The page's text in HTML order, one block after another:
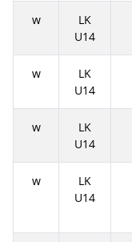
w
LK
U14
w
LK
U14
w
LK
U14
w
LK
U14